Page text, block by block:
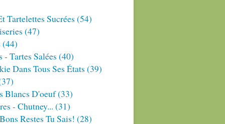
Tartelettes Sucrées (54)
(47)
(44)
- Tartes Salées (40)
Dans Tous Ses États (39)
Blancs D'oeuf(33)
- Chutney... (31)
Restes Tu Sais! (28)